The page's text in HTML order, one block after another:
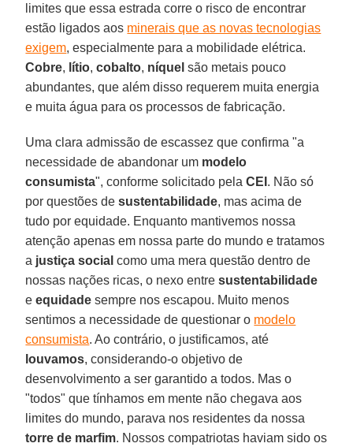
limites que essa estrada corre o risco de encontrar
estão ligados aos minerais que as novas tecnologias
exigem, especialmente para a mobilidade elétrica.
Cobre, lítio,cobalto, níquel são metais pouco
abundantes, que além disso requerem muita energia
e muita água para os processos de fabricação.
Uma clara admissão de escassez que confirma "a
necessidade de abandonar um modelo
consumista", conforme solicitado pelaCEI . Não só
por questões desustentabilidade, mas acima de
tudo por equidade. Enquanto mantivemos nossa
atenção apenas em nossa parte do mundo e tratamos
a justiça social como uma mera questão dentro de
nossas nações ricas, o nexo entresustentabilidade
eequidade sempre nos escapou. Muito menos
sentimos a necessidade de questionar o modelo
consumista. Ao contrário, o justificamos, até
louvamos, considerando-o objetivo de
desenvolvimento a ser garantido a todos. Mas o
"todos" que tínhamos em mente não chegava aos
limites do mundo, parava nos residentes da nossa
torre de marfim. Nossos compatriotas haviam sido os